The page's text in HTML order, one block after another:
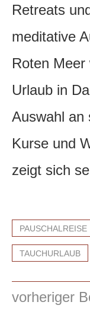
Retreats
meditative
Roten
Urlaub in
Auswahl an
Kurse und
zeigt sich
PAUSCHALREISE
TAUCHURLAUB
vorheriger